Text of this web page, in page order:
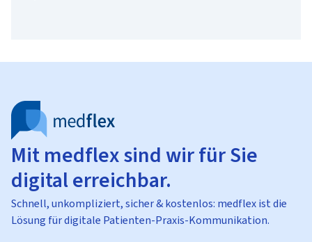
Mit medflex sind wir für Sie
digital erreichbar.
Schnell, unkompliziert, sicher & kostenlos: medflex ist die
Lösung für digitale Patienten-Praxis-Kommunikation.